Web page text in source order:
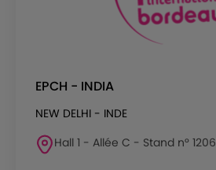
EPCH - INDIA
NEW DELHI - INDE
Hall 1 - Allée C - Stand n° 1206